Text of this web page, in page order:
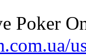
Poker